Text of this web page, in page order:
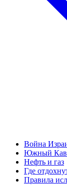
Война
Южный
Нефть и газ
Где
Правила